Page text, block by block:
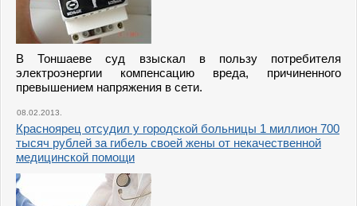
В Тоншаеве суд взыскал в пользу потребителя
электроэнергии компенсацию вреда, причиненного
превышением напряжения в сети.
08.02.2013.
Красноярец отсудил у городской больницы 1 миллион 700
тысяч рублей за гибель своей жены от некачественной
медицинской помощи